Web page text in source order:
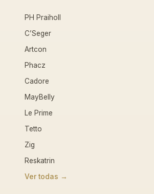
PH Praiholl
C’Seger
Artcon
Phacz
Cadore
MayBelly
Le Prime
Tetto
Zig
Reskatrin
Ver todas →